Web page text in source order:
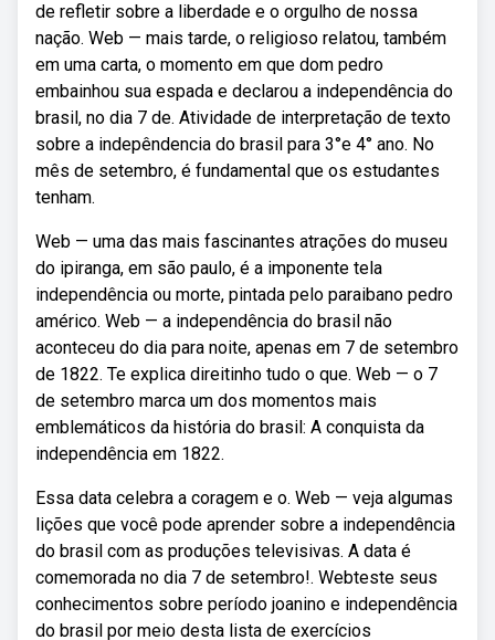
de refletir sobre a liberdade e o orgulho de nossa
nação. Web — mais tarde, o religioso relatou, também
em uma carta, o momento em que dom pedro
embainhou sua espada e declarou a independência do
brasil, no dia 7 de. Atividade de interpretação de texto
sobre a indepêndencia do brasil para 3°e 4° ano. No
mês de setembro, é fundamental que os estudantes
tenham.
Web — uma das mais fascinantes atrações do museu
do ipiranga, em são paulo, é a imponente tela
independência ou morte, pintada pelo paraibano pedro
américo. Web — a independência do brasil não
aconteceu do dia para noite, apenas em 7 de setembro
de 1822. Te explica direitinho tudo o que. Web — o 7
de setembro marca um dos momentos mais
emblemáticos da história do brasil: A conquista da
independência em 1822.
Essa data celebra a coragem e o. Web — veja algumas
lições que você pode aprender sobre a independência
do brasil com as produções televisivas. A data é
comemorada no dia 7 de setembro!. Webteste seus
conhecimentos sobre período joanino e independência
do brasil por meio desta lista de exercícios